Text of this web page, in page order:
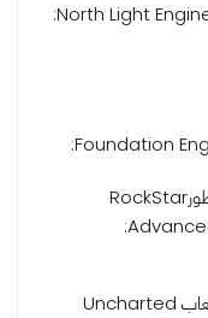
6-محرك روكستار المتطورRockStar
7- المحرك الداخلي لألعاب Uncharted